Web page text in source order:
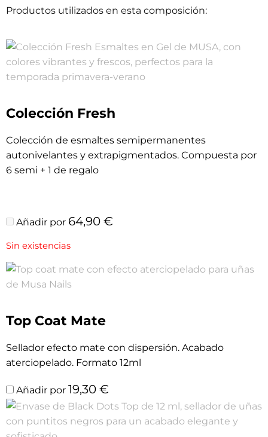
Productos utilizados en esta composición:
Colección Fresh
Colección de esmaltes semipermanentes
autonivelantes y extrapigmentados. Compuesta por
6 semi + 1 de regalo
Añadir por 64,90 €
Sin existencias
Top Coat Mate
Sellador efecto mate con dispersión. Acabado
aterciopelado. Formato 12ml
Añadir por 19,30 €